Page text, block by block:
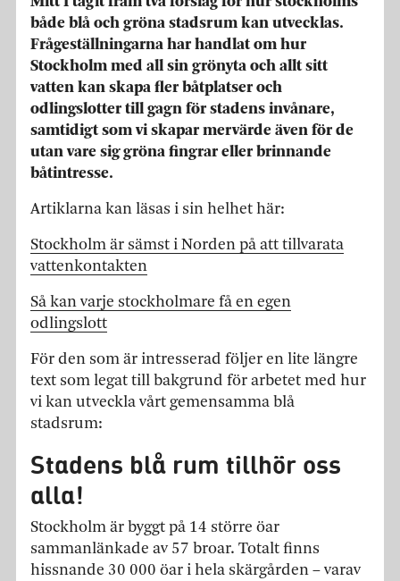
både blå och gröna stadsrum kan utvecklas.
Frågeställningarna har handlat om hur
Stockholm med all sin grönyta och allt sitt
vatten kan skapa fler båtplatser och
odlingslotter till gagn för stadens invånare,
samtidigt som vi skapar mervärde även för de
utan vare sig gröna fingrar eller brinnande
båtintresse.
Artiklarna kan läsas i sin helhet här:
Stockholm är sämst i Norden på att tillvarata
vattenkontakten
Så kan varje stockholmare få en egen
odlingslott
För den som är intresserad följer en lite längre
text som legat till bakgrund för arbetet med hur
vi kan utveckla vårt gemensamma blå
stadsrum:
Stadens blå rum tillhör oss
alla!
Stockholm är byggt på 14 större öar
sammanlänkade av 57 broar. Totalt finns
hissnande 30 000 öar i hela skärgården – varav